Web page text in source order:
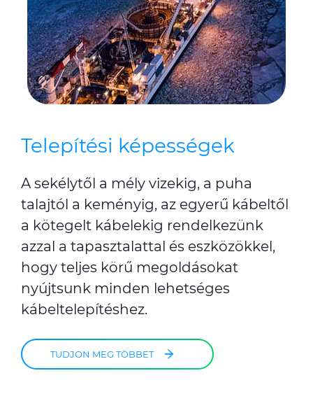
Telepítési képességek
A sekélytől a mély vizekig, a puha
talajtól a keményig, az egyerű kábeltől
a kötegelt kábelekig rendelkezünk
azzal a tapasztalattal és eszközökkel,
hogy teljes körű megoldásokat
nyújtsunk minden lehetséges
kábeltelepítéshez.
TUDJON MEG TÖBBET